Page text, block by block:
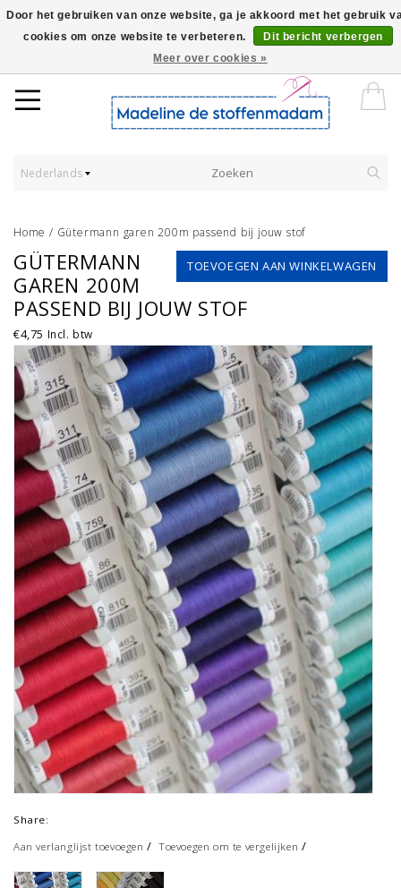
Worldwide Shipping - Onze stoffen worden verkocht per 10 cm.
Nederlands
Home / Gütermann garen 200m passend bij jouw stof
TOEVOEGEN AAN WINKELWAGEN
GÜTERMANN
GAREN 200M
PASSEND BIJ JOUW STOF
€4,75 Incl. btw
Share:
Aan verlanglijst toevoegen /Toevoegen om te vergelijken /
Door het gebruiken van onze website, ga je akkoord met het gebruik
cookies om onze website te verbeteren.
Dit bericht verbergen
Meer over cookies »